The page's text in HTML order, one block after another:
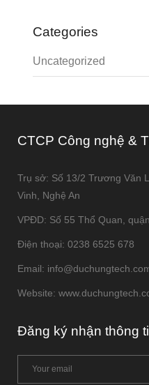
Categories
Uncategorized
CTCP Công nghệ &
Trụ sở: Số 13/2 Trương Văn
Vinh, Nghệ An
VPĐD: Số 55 Thổ Quan,
Điện thoại: 0238 6525 678
Email:
Website:
Đăng ký nhận thông